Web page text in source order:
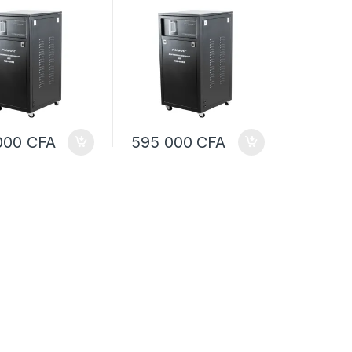
15 KVA
CFA
haute puissance
stabilisateur 15 KVA
Triphasé
595 000 CFA